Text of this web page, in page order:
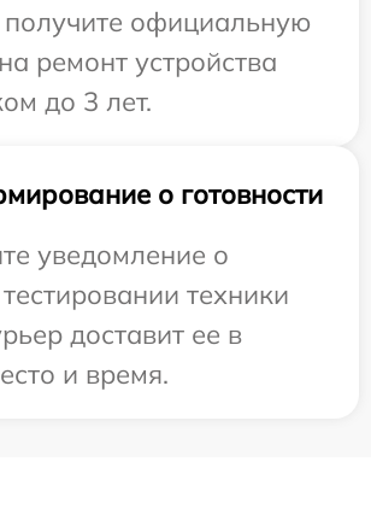
официальную
ремонт устройства
до 3 лет.
о готовности
уведомление о
техники
доставит ее в
и время.